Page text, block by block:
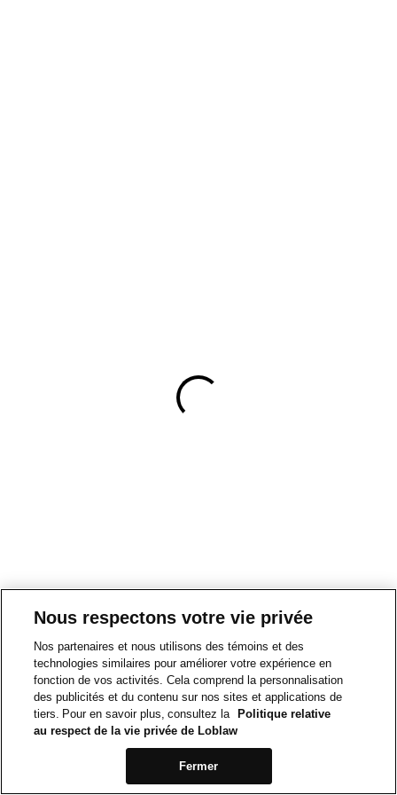
Nous respectons votre vie privée
Nos partenaires et nous utilisons des témoins et des
technologies similaires pour améliorer votre expérience en
fonction de vos activités. Cela comprend la personnalisation
des publicités et du contenu sur nos sites et applications de
tiers. Pour en savoir plus, consultez la
Politique relative
au respect de la vie privée de Loblaw
Fermer